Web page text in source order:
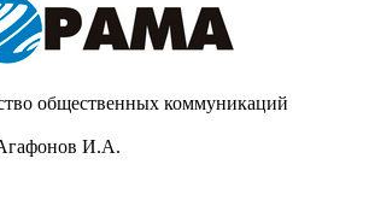
общественных коммуникаций
И.А.